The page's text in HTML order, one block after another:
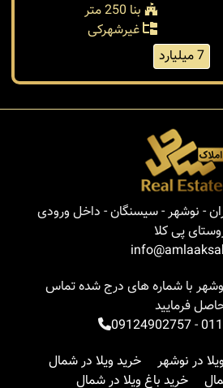
بنا 250 متر
غیرشهرکی
7 میلیارد
- نوشهر - سیسنگان - داخل ورودی
پی کلا
با شماره های درج شده تماس
فرمایید
-
09124902757
در نوشهر
خرید ویلا در شمال
خرید باغ ویلا در شمال